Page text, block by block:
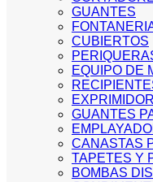
GUANTES
CUBIERTOS
EQUIPO DE
GUANTES
CANASTAS
TAPETES Y
BOMBAS